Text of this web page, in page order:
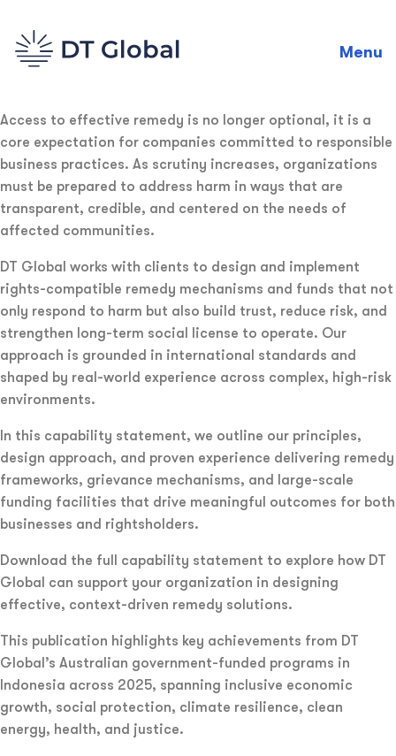
Menu
Access to effective remedy is no longer optional, it is a
core expectation for companies committed to responsible
business practices. As scrutiny increases, organizations
must be prepared to address harm in ways that are
transparent, credible, and centered on the needs of
affected communities.
DT Global works with clients to design and implement
rights-compatible remedy mechanisms and funds that not
only respond to harm but also build trust, reduce risk, and
strengthen long-term social license to operate. Our
approach is grounded in international standards and
shaped by real-world experience across complex, high-risk
environments.
In this capability statement, we outline our principles,
design approach, and proven experience delivering remedy
frameworks, grievance mechanisms, and large-scale
funding facilities that drive meaningful outcomes for both
businesses and rightsholders.
Download the full capability statement to explore how DT
Global can support your organization in designing
effective, context-driven remedy solutions.
This publication highlights key achievements from DT
Global’s Australian government-funded programs in
Indonesia across 2025, spanning inclusive economic
growth, social protection, climate resilience, clean
energy, health, and justice.